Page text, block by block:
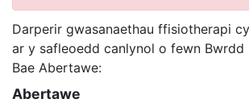
Darperir gwasanaethau ffisiotherapi
ar y safleoedd canlynol o fewn Bwrdd
Bae Abertawe:
Abertawe